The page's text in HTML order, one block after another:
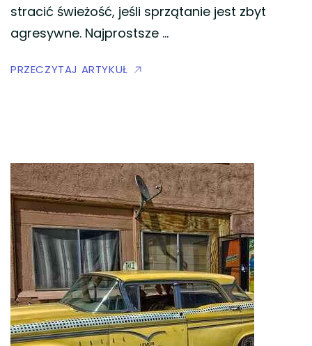
stracić świeżość, jeśli sprzątanie jest zbyt
agresywne. Najprostsze …
PRZECZYTAJ ARTYKUŁ